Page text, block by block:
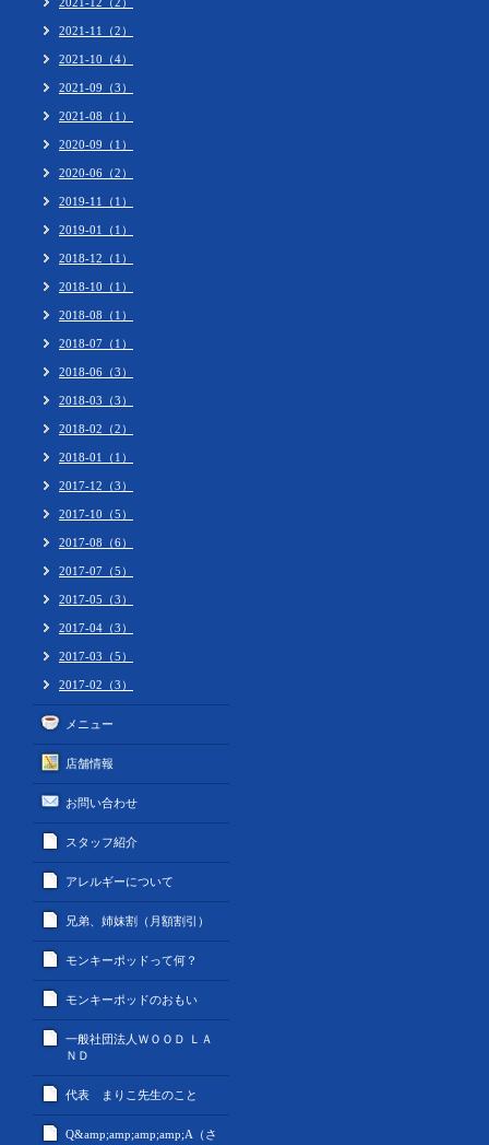
2021-11（2）
2021-10（4）
2021-09（3）
2021-08（1）
2020-09（1）
2020-06（2）
2019-11（1）
2019-01（1）
2018-12（1）
2018-10（1）
2018-08（1）
2018-07（1）
2018-06（3）
2018-03（3）
2018-02（2）
2018-01（1）
2017-12（3）
2017-10（5）
2017-08（6）
2017-07（5）
2017-05（3）
2017-04（3）
2017-03（5）
2017-02（3）
メニュー
店舗情報
お問い合わせ
スタッフ紹介
アレルギーについて
兄弟、姉妹割（月額割引）
モンキーポッドって何？
モンキーポッドのおもい
一般社団法人ＷＯＯＤ ＬＡ
ＮＤ
代表 まりこ先生のこと
Q&amp;amp;amp;amp;A（さ